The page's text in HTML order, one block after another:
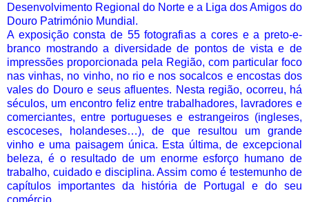
Desenvolvimento Regional do Norte e a Liga dos Amigos do
Douro Património Mundial.
A exposição consta de 55 fotografias a cores e a preto-e-
branco mostrando a diversidade de pontos de vista e de
impressões proporcionada pela Região, com particular foco
nas vinhas, no vinho, no rio e nos socalcos e encostas dos
vales do Douro e seus afluentes. Nesta região, ocorreu, há
séculos, um encontro feliz entre trabalhadores, lavradores e
comerciantes, entre portugueses e estrangeiros (ingleses,
escoceses, holandeses…), de que resultou um grande
vinho e uma paisagem única. Esta última, de excepcional
beleza, é o resultado de um enorme esforço humano de
trabalho, cuidado e disciplina. Assim como é testemunho de
capítulos importantes da história de Portugal e do seu
comércio.